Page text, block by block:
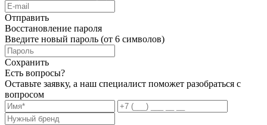
Отправить
Восстановление пароля
Введите новый пароль (от 6 символов)
Сохранить
Есть вопросы?
Оставьте заявку, а наш специалист поможет разобраться с
вопросом